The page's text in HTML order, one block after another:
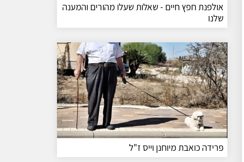
אולפנת חפץ חיים - שאלות שעלו מהורים והמענה
שלנו
פרידה כואבת מיוחנן וייס ז"ל